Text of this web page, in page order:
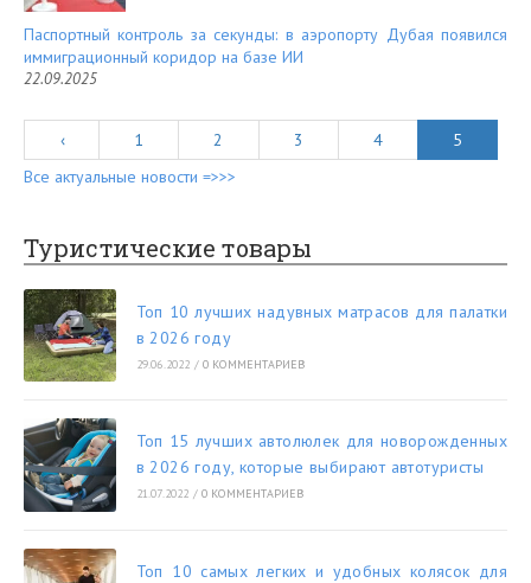
Паспортный контроль за секунды: в аэропорту Дубая появился
иммиграционный коридор на базе ИИ
22.09.2025
‹ 1 2 3 4
5
Все актуальные новости =>>>
Туристические товары
Топ 10 лучших надувных матрасов для палатки
в 2026 году
29.06.2022 / 0 КОММЕНТАРИЕВ
Топ 15 лучших автолюлек для новорожденных
в 2026 году, которые выбирают автотуристы
21.07.2022 / 0 КОММЕНТАРИЕВ
Топ 10 самых легких и удобных колясок для